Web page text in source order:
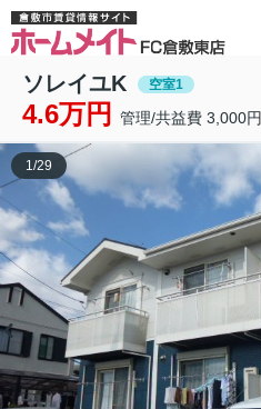
ソレイユK 空室1
4.6万円 管理/共益費 3,000円
1/29